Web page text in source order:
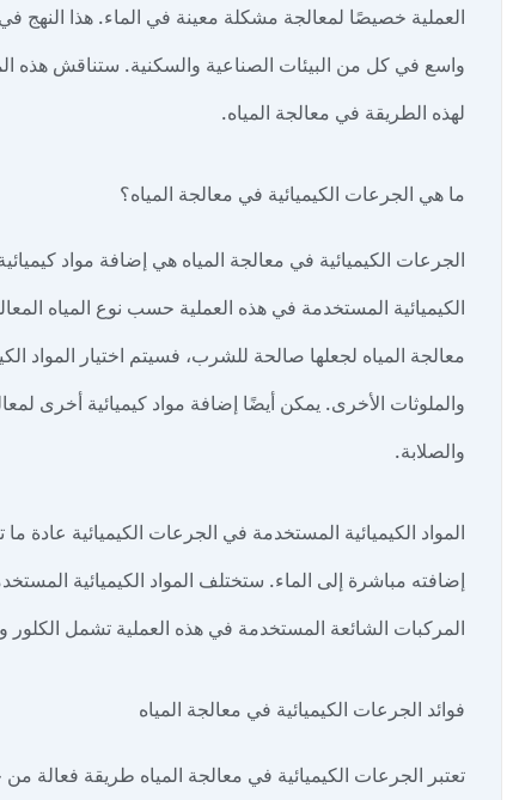
العملية خصيصًا لمعالجة مشكلة معينة في الماء. هذا النهج
واسع في كل من البيئات الصناعية والسكنية. ستناقش هذه
لهذه الطريقة في معالجة المياه.
ما هي الجرعات الكيميائية في معالجة المياه؟
الجرعات الكيميائية في معالجة المياه هي إضافة مواد
الكيميائية المستخدمة في هذه العملية حسب نوع المياه
معالجة المياه لجعلها صالحة للشرب، فسيتم اختيار المواد
والملوثات الأخرى. يمكن أيضًا إضافة مواد كيميائية أخرى
والصلابة.
المواد الكيميائية المستخدمة في الجرعات الكيميائية
إضافته مباشرة إلى الماء. ستختلف المواد الكيميائية
المركبات الشائعة المستخدمة في هذه العملية تشمل الكلور
فوائد الجرعات الكيميائية في معالجة المياه
تعتبر الجرعات الكيميائية في معالجة المياه طريقة فعالة من